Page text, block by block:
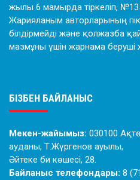
жылы 6 мамырда тіркеліп,
Жарияланым авторларының
білдірмейді және қолжазба
мазмұны үшін жарнама беруші
БІЗБЕН БАЙЛАНЫС
Мекен-жайымыз: 030100
ауданы, Т.Жүргенов ауылы,
Әйтеке би көшесі, 28.
Байланыс телефондары: 8